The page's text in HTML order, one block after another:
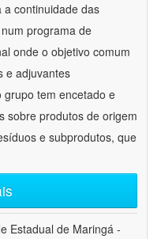
a continuidade das
programa de
onde o objetivo comum
e adjuvantes
grupo tem encetado e
sobre produtos de origem
e subprodutos, que
Estadual de Maringá -